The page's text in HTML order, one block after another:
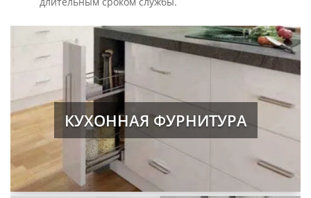
КУХОННАЯ ФУРНИТУРА